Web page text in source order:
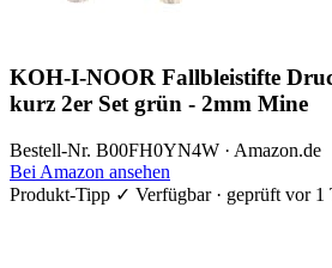
KOH-I-NOOR Fallbleistifte
kurz 2er Set grün - 2mm Mine
Bestell-Nr. B00FH0YN4W · Amazon.de
Bei Amazon ansehen
Produkt-Tipp ✓ Verfügbar · geprüft vor 1